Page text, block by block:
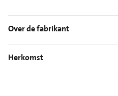
Over de fabrikant
Herkomst